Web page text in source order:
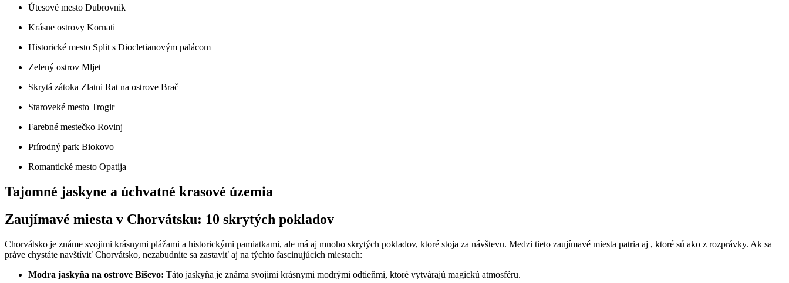
Útesové mesto Dubrovnik
Krásne ostrovy Kornati
Historické mesto Split s Diocletianovým palácom
Zelený ostrov Mljet
Skrytá zátoka Zlatni Rat na ostrove Brač
Staroveké mesto Trogir
Farebné mestečko Rovinj
Prírodný park Biokovo
Romantické mesto Opatija
Tajomné jaskyne a úchvatné krasové územia
Zaujímavé miesta v Chorvátsku: 10 skrytých pokladov
Chorvátsko je známe svojimi krásnymi plážami a historickými pamiatkami, ale má aj mnoho skrytých pokladov, ktoré stoja za návštevu. Medzi tieto zaujímavé miesta patria aj , ktoré sú ako z rozprávky. Ak sa
práve chystáte navštíviť Chorvátsko, nezabudnite sa zastaviť aj na týchto fascinujúcich miestach:
Modra jaskyňa na ostrove Biševo: Táto jaskyňa je známa svojimi krásnymi modrými odtieňmi, ktoré vytvárajú magickú atmosféru.